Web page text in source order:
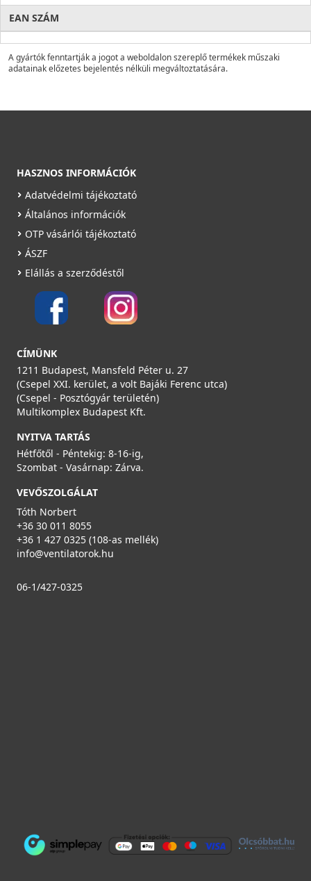
EAN SZÁM
A gyártók fenntartják a jogot a weboldalon szereplő termékek műszaki
adatainak előzetes bejelentés nélküli megváltoztatására.
HASZNOS INFORMÁCIÓK
Adatvédelmi tájékoztató
Általános információk
OTP vásárlói tájékoztató
ÁSZF
Elállás a szerződéstől
CÍMÜNK
1211 Budapest, Mansfeld Péter u. 27
(Csepel XXI. kerület, a volt Bajáki Ferenc utca)
(Csepel - Posztógyár területén)
Multikomplex Budapest Kft.
NYITVA TARTÁS
Hétfőtől - Péntekig: 8-16-ig,
Szombat - Vasárnap: Zárva.
VEVŐSZOLGÁLAT
Tóth Norbert
+36 30 011 8055
+36 1 427 0325 (108-as mellék)
info@ventilatorok.hu
06-1/427-0325